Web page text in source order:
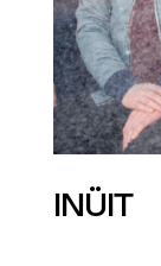
INÜIT